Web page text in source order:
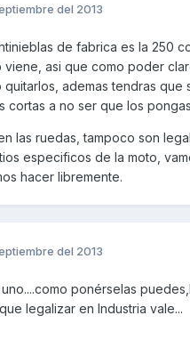
del 2013
de fabrica es la 250
viene, asi que como poder
quitarlos, ademas tendras
cortas a no ser que los
las ruedas, tampoco son
especificos de la moto,
hacer libremente.
del 2013
ponérselas
legalizar en Industria vale...